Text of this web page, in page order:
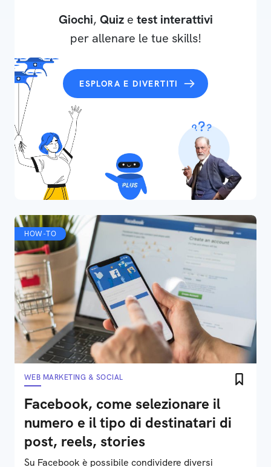
Giochi, Quize test interattivi
per allenare le tue skills!
ESPLORA E DIVERTITI
HOW-TO
WEB MARKETING & SOCIAL
Facebook, come selezionare il
numero e il tipo di destinatari di
post, reels, stories
Su Facebook è possibile condividere diversi